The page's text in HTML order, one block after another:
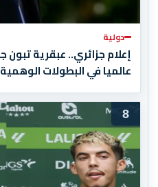
دولية
إعلام جزائري.. عبقرية تبون
عالميا في البطولات الوهمية
8